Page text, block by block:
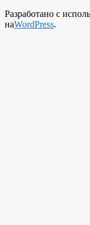
Разработано с
наWordPress.